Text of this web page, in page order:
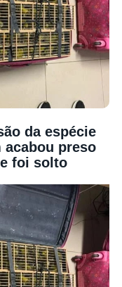
da espécie
acabou preso
foi solto